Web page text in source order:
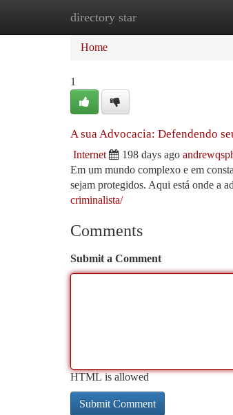
directory star
Home
Home
1
A sua Advocacia: Defendendo
Internet 198 days ago
Em um mundo complexo e em
sejam protegidos. Aqui está onde a
criminalista/
Comments
Submit a Comment
HTML is allowed